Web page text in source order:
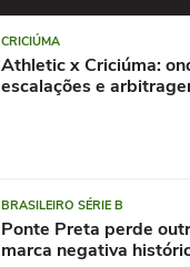
CRICIÚMA
Athletic x Criciúma:
escalações e
BRASILEIRO SÉRIE B
Ponte Preta perde
marca negativa